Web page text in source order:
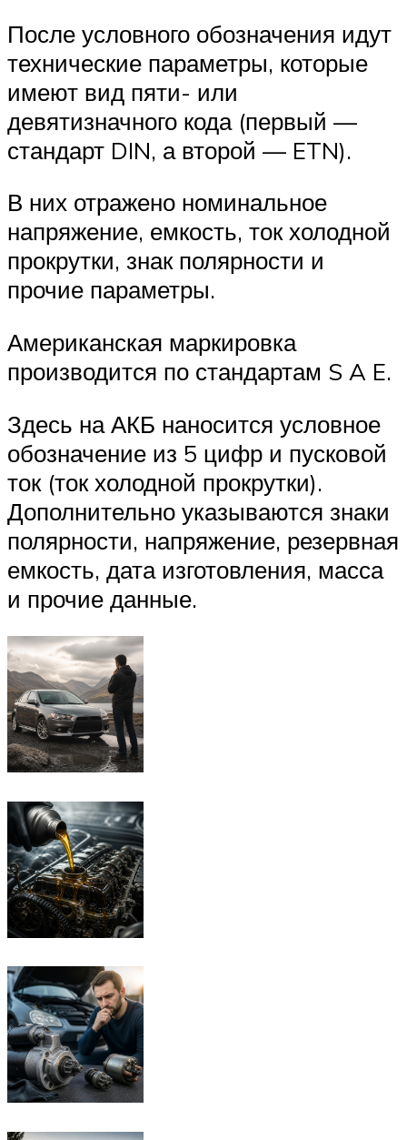
После условного обозначения идут
технические параметры, которые
имеют вид пяти- или
девятизначного кода (первый —
стандарт DIN, а второй — ETN).
В них отражено номинальное
напряжение, емкость, ток холодной
прокрутки, знак полярности и
прочие параметры.
Американская маркировка
производится по стандартам S A E.
Здесь на АКБ наносится условное
обозначение из 5 цифр и пусковой
ток (ток холодной прокрутки).
Дополнительно указываются знаки
полярности, напряжение, резервная
емкость, дата изготовления, масса
и прочие данные.